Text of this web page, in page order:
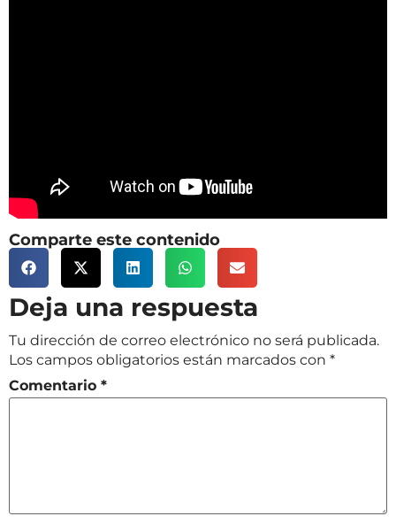
Comparte este contenido
Deja una respuesta
Tu dirección de correo electrónico no será publicada.
Los campos obligatorios están marcados con *
Comentario *